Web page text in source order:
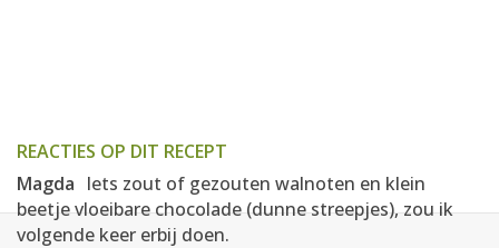
REACTIES OP DIT RECEPT
Magda Iets zout of gezouten walnoten en klein
beetje vloeibare chocolade (dunne streepjes), zou ik
volgende keer erbij doen.